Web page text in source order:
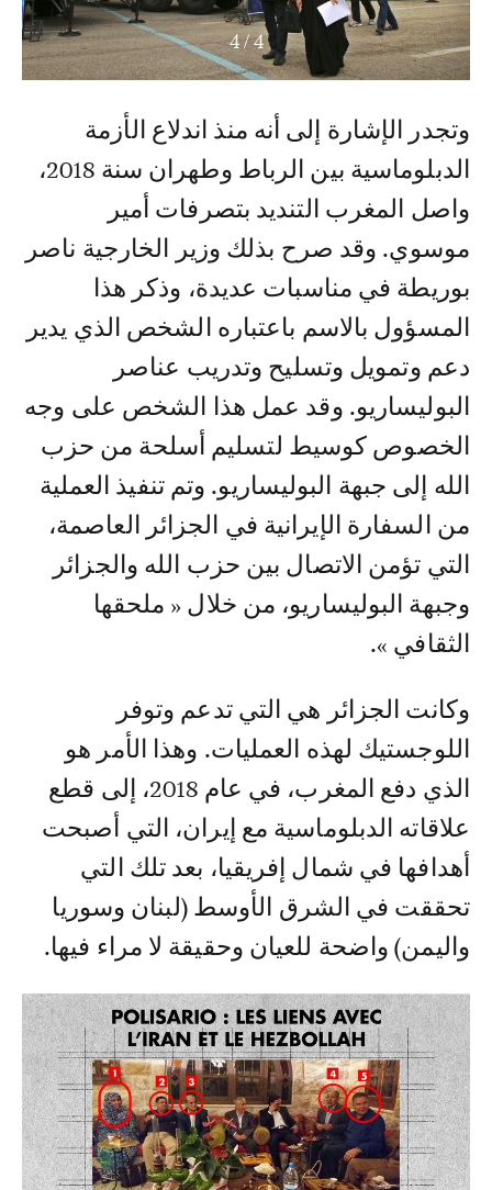
1
/
4
وتجدر الإشارة إلى أنه منذ اندلاع الأزمة
الدبلوماسية بين الرباط وطهران سنة 2018،
واصل المغرب التنديد بتصرفات أمير
موسوي. وقد صرح بذلك وزير الخارجية ناصر
بوريطة في مناسبات عديدة، وذكر هذا
المسؤول بالاسم باعتباره الشخص الذي يدير
دعم وتمويل وتسليح وتدريب عناصر
البوليساريو. وقد عمل هذا الشخص على وجه
الخصوص كوسيط لتسليم أسلحة من حزب
الله إلى جبهة البوليساريو. وتم تنفيذ العملية
من السفارة الإيرانية في الجزائر العاصمة،
التي تؤمن الاتصال بين حزب الله والجزائر
وجبهة البوليساريو، من خلال « ملحقها
الثقافي ».
وكانت الجزائر هي التي تدعم وتوفر
اللوجستيك لهذه العمليات. وهذا الأمر هو
الذي دفع المغرب، في عام 2018، إلى قطع
علاقاته الدبلوماسية مع إيران، التي أصبحت
أهدافها في شمال إفريقيا، بعد تلك التي
تحققت في الشرق الأوسط (لبنان وسوريا
واليمن) واضحة للعيان وحقيقة لا مراء فيها.